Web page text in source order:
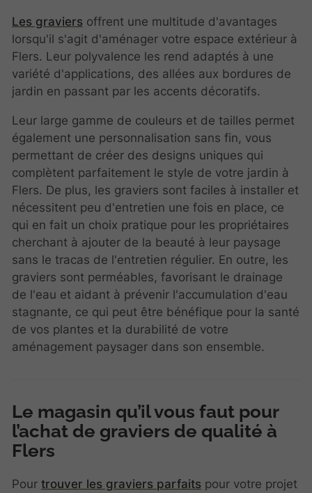
Les graviers offrent une multitude d'avantages
lorsqu'il s'agit d'aménager votre espace extérieur à
Flers. Leur polyvalence les rend adaptés à une
variété d'applications, des allées aux bordures de
jardin en passant par les accents décoratifs.
Leur large gamme de couleurs et de tailles permet
également une personnalisation sans fin, vous
permettant de créer des designs uniques qui
complètent parfaitement le style de votre jardin à
Flers. De plus, les graviers sont faciles à installer et
nécessitent peu d'entretien une fois en place, ce
qui en fait un choix pratique pour les propriétaires
cherchant à ajouter de la beauté à leur paysage
sans le tracas de l'entretien régulier. En outre, les
graviers sont perméables, favorisant le drainage
de l'eau et aidant à prévenir l'accumulation d'eau
stagnante, ce qui peut être bénéfique pour la santé
de vos plantes et la durabilité de votre
aménagement paysager dans son ensemble.
Le magasin qu’il vous faut pour
l’achat de graviers de qualité à
Flers
Pour trouver les graviers parfaits pour votre projet